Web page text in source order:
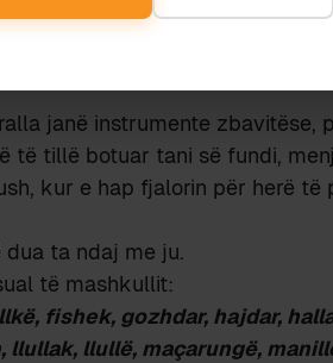
nënën tuaj pa lahugjyrë.
janë instrumente zbavitëse,
të tillë botuar tani së fundi,
kur e hap fjalorin për herë të
dua ta ndaj me ju.
të mashkullit:
fishek, gozhdar, hajdar,
llullak, llullë, maçarungë,